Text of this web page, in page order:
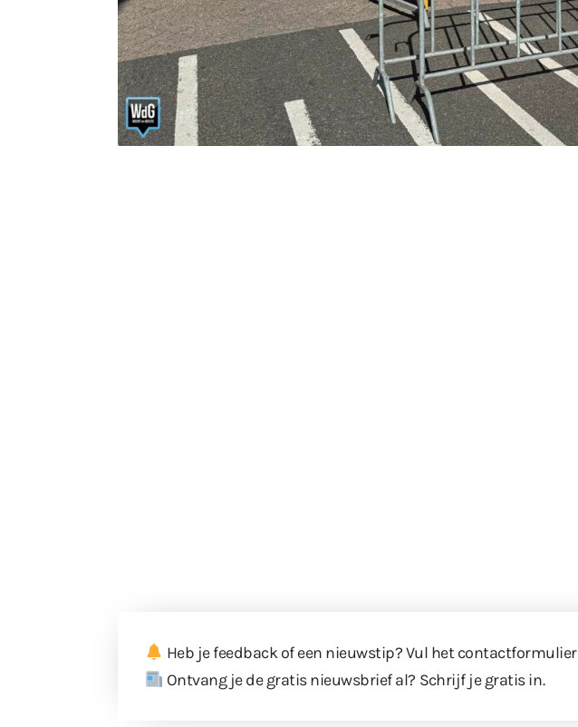
Heb je feedback of een nieuwstip? Vul het contactformulier
Ontvang je de gratis nieuwsbrief al? Schrijf je gratis in.